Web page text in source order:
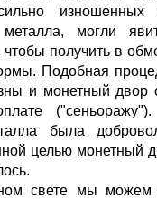
металла, могли
получить в
Подобная
и монетный двор
была
целью монетный
свете мы можем